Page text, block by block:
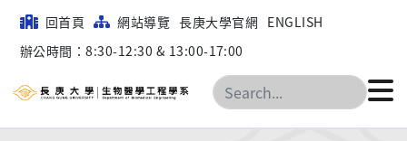
回首頁 網站導覽 長庚大學官網 ENGLISH
辦公時間：8:30-12:30 & 13:00-17:00
搜尋